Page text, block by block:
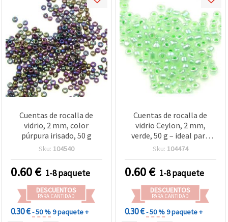
Cuentas de rocalla de
vidrio, 2 mm, color
púrpura irisado, 50 g
Sku: 104540
0.60€ 1-8 paquete
DESCUENTOS
PARA CANTIDAD
0.30 €- 50 %9 paquete +
Cuentas de rocalla de
vidrio Ceylon, 2 mm,
verde, 50 g – ideal para
bisutería, manualidades y
Sku: 104474
0.60€ 1-8 paquete
DESCUENTOS
PARA CANTIDAD
0.30 €- 50 %9 paquete +